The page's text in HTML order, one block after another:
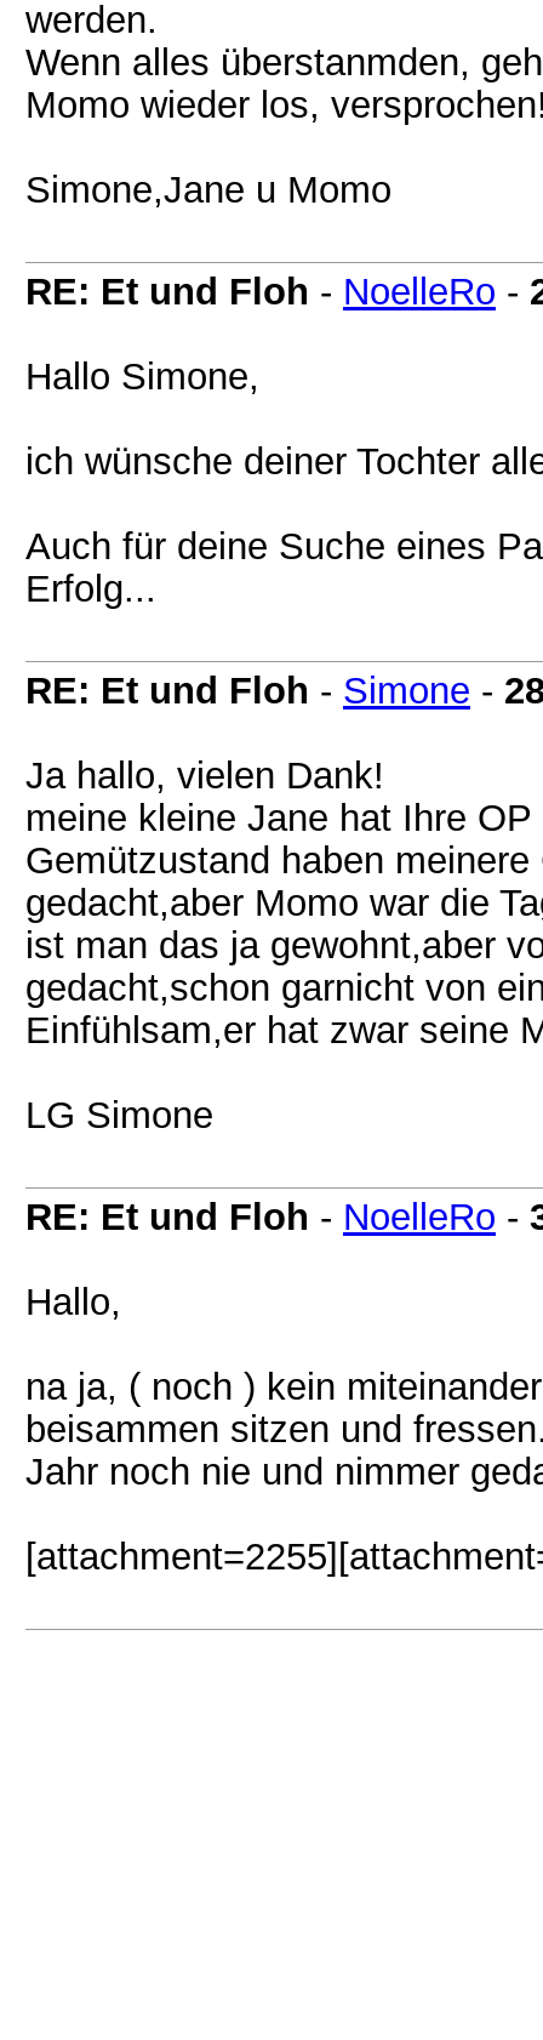
werden.
Wenn alles überstanmden,
Momo wieder los,
Simone,Jane u Momo
RE: Et und Floh - NoelleRo -
Hallo Simone,
ich wünsche deiner Tochter
Auch für deine Suche eines
Erfolg...
RE: Et und Floh - Simone -
Ja hallo, vielen Dank!
meine kleine Jane hat Ihre
Gemützustand haben
gedacht,aber Momo war die
ist man das ja gewohnt,aber
gedacht,schon garnicht von
Einfühlsam,er hat zwar seine
LG Simone
RE: Et und Floh - NoelleRo -
Hallo,
na ja, ( noch ) kein
beisammen sitzen und
Jahr noch nie und nimmer